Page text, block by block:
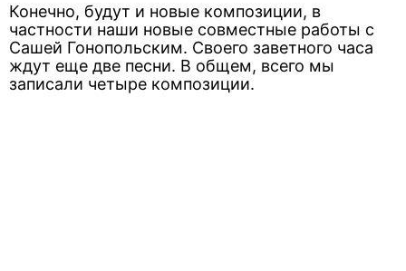
Конечно, будут и новые композиции, в
частности наши новые совместные работы с
Сашей Гонопольским. Своего заветного часа
ждут еще две песни. В общем, всего мы
записали четыре композиции.